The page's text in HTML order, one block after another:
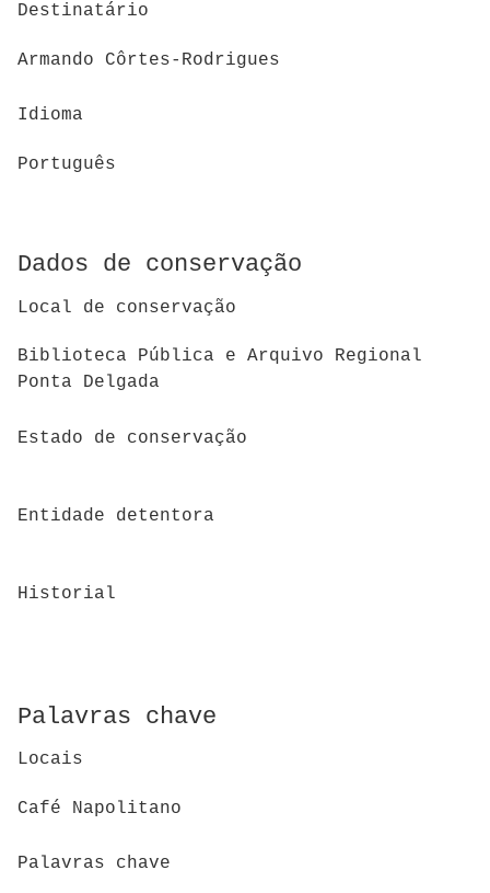
Destinatário
Armando Côrtes-Rodrigues
Idioma
Português
Dados de conservação
Local de conservação
Biblioteca Pública e Arquivo Regional
Ponta Delgada
Estado de conservação
Entidade detentora
Historial
Palavras chave
Locais
Café Napolitano
Palavras chave